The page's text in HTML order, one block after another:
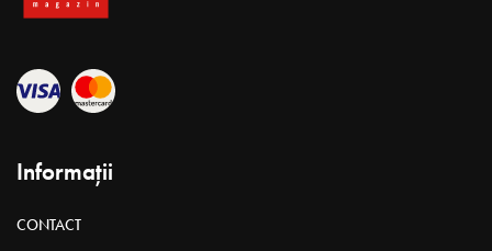
Informații
CONTACT